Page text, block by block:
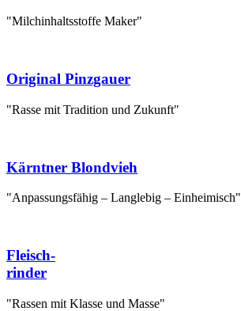
"Milchinhaltsstoffe Maker"
Original Pinzgauer
"Rasse mit Tradition und Zukunft"
Kärntner Blondvieh
"Anpassungsfähig – Langlebig – Einheimisch"
Fleisch-
rinder
"Rassen mit Klasse und Masse"